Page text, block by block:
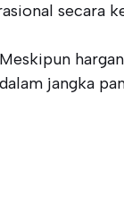
secara
jangka